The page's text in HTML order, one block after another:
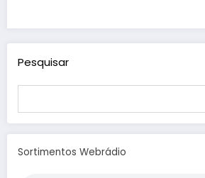
Pesquisar
Sortimentos Webrádio